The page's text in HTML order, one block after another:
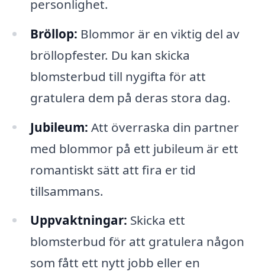
personlighet.
Bröllop: Blommor är en viktig del av
bröllopfester. Du kan skicka
blomsterbud till nygifta för att
gratulera dem på deras stora dag.
Jubileum: Att överraska din partner
med blommor på ett jubileum är ett
romantiskt sätt att fira er tid
tillsammans.
Uppvaktningar: Skicka ett
blomsterbud för att gratulera någon
som fått ett nytt jobb eller en